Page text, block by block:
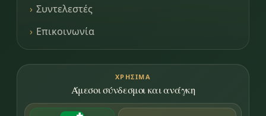
Συντελεστές
Επικοινωνία
ΧΡΉΣΙΜΑ
Άμεσοι σύνδεσμοι και ανάγκη